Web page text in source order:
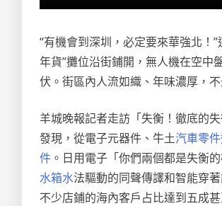
“有機會到深圳，必定要來華強北！
年貨”攤位沿街鋪開，無人機在空中
伏。街區內人流如織、年味濃厚，
羊城晚報記者走訪「失衡！徹底的
發現，從電子元器件、牛土汽車零
件 。日用電子「你們兩個都是失衡
水箱水法驅動的同聲傳譯和智能穿
不少店鋪的海內客戶占比達到五成甚